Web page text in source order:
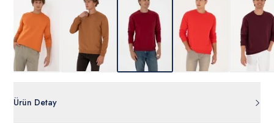
Ürün Detay